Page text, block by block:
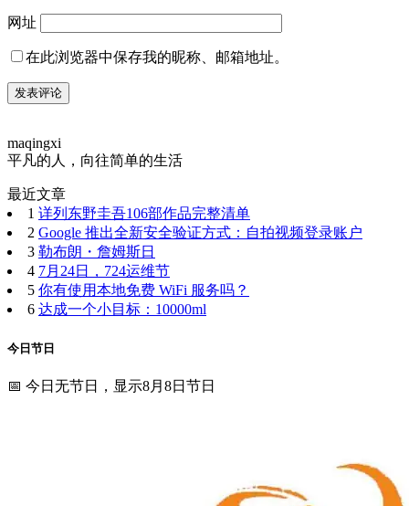
网址
在此浏览器中保存我的昵称、邮箱地址。
maqingxi
平凡的人，向往简单的生活
最近文章
1 详列东野圭吾106部作品完整清单
2 Google 推出全新安全验证方式：自拍视频登录账户
3 勒布朗・詹姆斯日
4 7月24日，724运维节
5 你有使用本地免费 WiFi 服务吗？
6 达成一个小目标：10000ml
今日节日
📅 今日无节日，显示8月8日节日